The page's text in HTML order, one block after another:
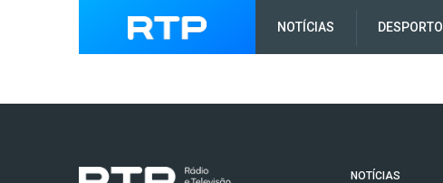
NOTÍCIAS DESPORTO
NOTÍCIAS